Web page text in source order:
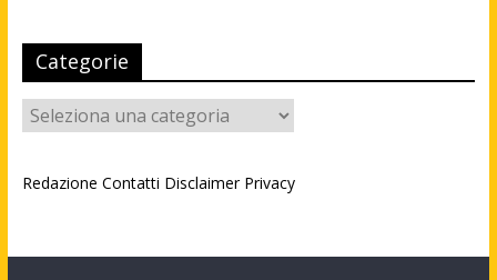
Categorie
Categorie
Redazione Contatti Disclaimer Privacy